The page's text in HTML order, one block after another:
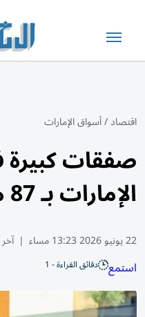
اقتصاد/أسواق الإمارات
صفقات
الإمارات بـ 87 مليون درهم
22 يونيو 2026 13:23 مساء |
استمع دقائق القراءة - 1